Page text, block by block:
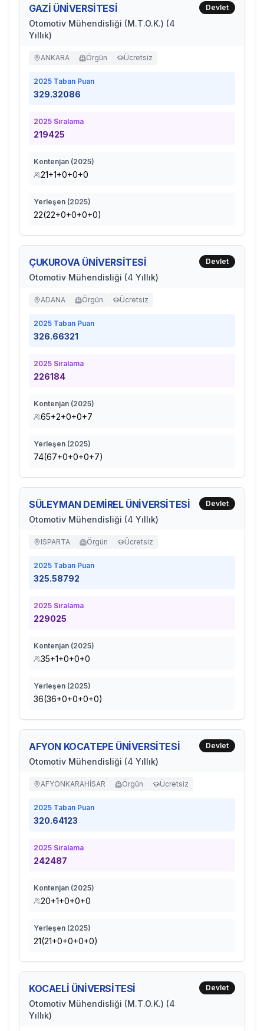
GAZİ ÜNİVERSİTESİ
Otomotiv Mühendisliği (M.T.O.K.) (4
Yıllık)
Devlet
ANKARA Örgün Ücretsiz
2025 Taban Puan
329.32086
2025 Sıralama
219425
Kontenjan (2025)
21+1+0+0+0
Yerleşen (2025)
22(22+0+0+0+0)
ÇUKUROVA ÜNİVERSİTESİ
Otomotiv Mühendisliği (4 Yıllık)
Devlet
ADANA Örgün Ücretsiz
2025 Taban Puan
326.66321
2025 Sıralama
226184
Kontenjan (2025)
65+2+0+0+7
Yerleşen (2025)
74(67+0+0+0+7)
SÜLEYMAN DEMİREL ÜNİVERSİTESİ
Otomotiv Mühendisliği (4 Yıllık)
Devlet
ISPARTA Örgün Ücretsiz
2025 Taban Puan
325.58792
2025 Sıralama
229025
Kontenjan (2025)
35+1+0+0+0
Yerleşen (2025)
36(36+0+0+0+0)
AFYON KOCATEPE ÜNİVERSİTESİ
Otomotiv Mühendisliği (4 Yıllık)
Devlet
AFYONKARAHİSAR Örgün Ücretsiz
2025 Taban Puan
320.64123
2025 Sıralama
242487
Kontenjan (2025)
20+1+0+0+0
Yerleşen (2025)
21(21+0+0+0+0)
KOCAELİ ÜNİVERSİTESİ
Otomotiv Mühendisliği (M.T.O.K.) (4
Yıllık)
Devlet